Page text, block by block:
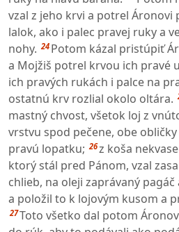
vzal z jeho krvi a potrel Áronovi
lalok, ako i palec pravej ruky a
nohy. 24 Potom kázal pristúpiť
a Mojžiš potrel krvou ich pravé
ich pravých rukách i palce na
ostatnú krv rozlial okolo oltára.
mastný chvost, všetok loj z
vrstvu spod pečene, obe
pravú lopatku; 26z koša
ktorý stál pred Pánom, vzal
chlieb, na oleji zaprávaný
a položil to k lojovým kusom a
27Toto všetko dal potom